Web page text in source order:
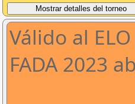
Válido al
FADA 2023